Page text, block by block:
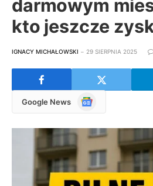
darmowym
kto jeszcze
IGNACY MICHAŁOWSKI 29 SIERPNIA 2025
Google News
Google